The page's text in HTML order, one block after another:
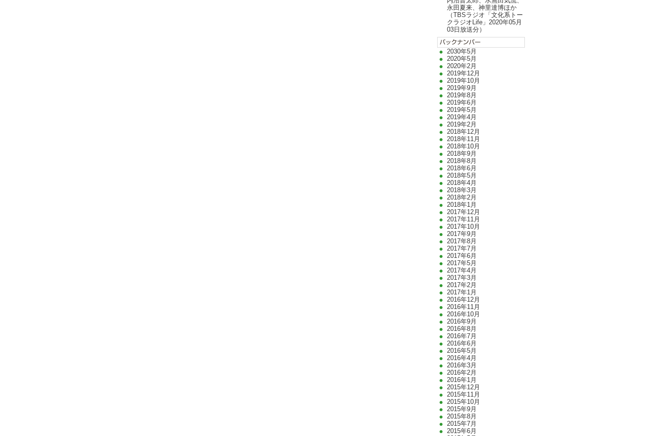
永田夏来、神里達博ほか
（TBSラジオ「文化系トー
クラジオLife」2020年05月
03日放送分）
2030年5月
2020年5月
2020年2月
2019年12月
2019年10月
2019年9月
2019年8月
2019年6月
2019年5月
2019年4月
2019年2月
2018年12月
2018年11月
2018年10月
2018年9月
2018年8月
2018年6月
2018年5月
2018年4月
2018年3月
2018年2月
2018年1月
2017年12月
2017年11月
2017年10月
2017年9月
2017年8月
2017年7月
2017年6月
2017年5月
2017年4月
2017年3月
2017年2月
2017年1月
2016年12月
2016年11月
2016年10月
2016年9月
2016年8月
2016年7月
2016年6月
2016年5月
2016年4月
2016年3月
2016年2月
2016年1月
2015年12月
2015年11月
2015年10月
2015年9月
2015年8月
2015年7月
2015年6月